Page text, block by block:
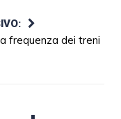
frequenza dei treni